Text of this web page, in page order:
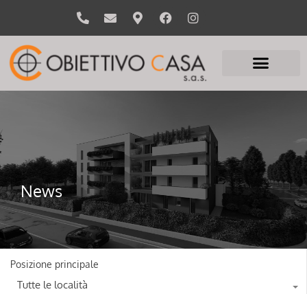
News
Posizione principale
Tutte le località